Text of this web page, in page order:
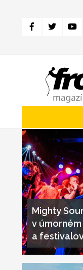
hlavnímu
Mighty
v
a